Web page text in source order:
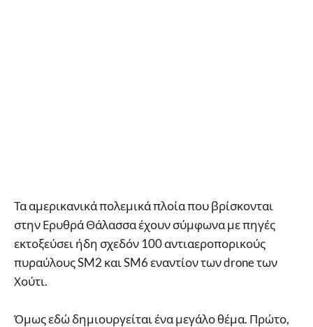
Τα αμερικανικά πολεμικά πλοία που βρίσκονται
στην Ερυθρά Θάλασσα έχουν σύμφωνα με πηγές
εκτοξεύσει ήδη σχεδόν 100 αντιαεροπορικούς
πυραύλους SM2 και SM6 εναντίον των drone των
Χούτι.
Όμως εδώ δημιουργείται ένα μεγάλο θέμα. Πρώτο,